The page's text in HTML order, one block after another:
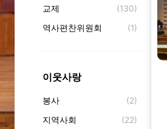
제자훈련 (72)
새가족 교육 (2)
세례식
교제 (130)
역사편찬위원회 (1)
덕신고등학교
이웃사랑
봉사 (2)
지역사회 (22)